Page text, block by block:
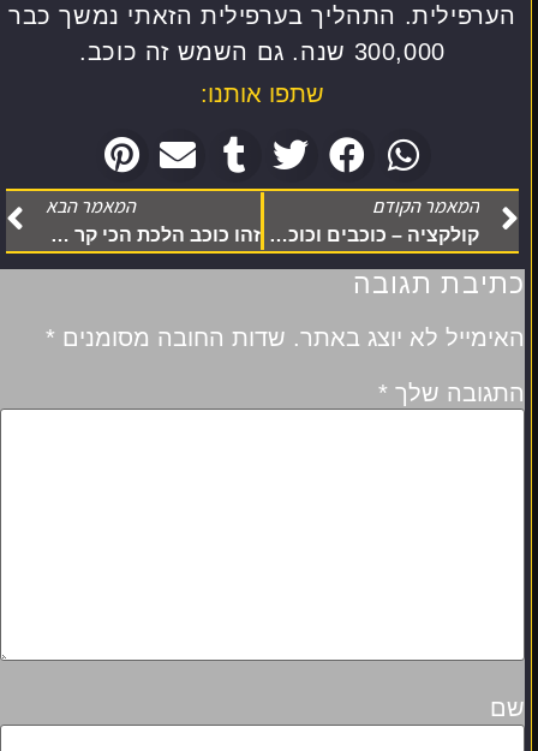
הערפילית. התהליך בערפילית הזאתי נמשך כבר
300,000 שנה. גם השמש זה כוכב.
שתפו אותנו:
המאמר הקודם
קולקציה – כוכבים וכוכבי לכת נוצרים כעת ביקום
המאמר הבא
זהו כוכב הלכת הכי קר במערכת השמש
כתיבת תגובה
האימייל לא יוצג באתר. שדות החובה מסומנים *
התגובה שלך *
שם